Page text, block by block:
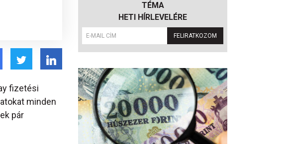
fizetési
minden
pár
TÉMA
HETI HÍRLEVELÉRE
FELIRATKOZOM